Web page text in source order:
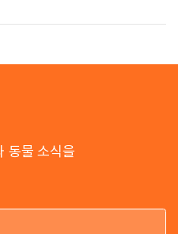
동물 소식을